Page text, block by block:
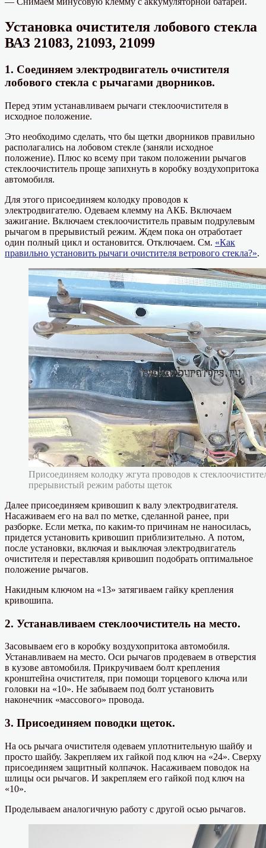
Установка очистителя лобового стекла
ВАЗ 21083, 21093, 21099
1. Соединяем электродвигатель очистителя
лобового стекла с рычагами дворников.
Перед этим устанавливаем рычаги стеклоочистителя в
исходное положение.
Это необходимо сделать, что бы щетки дворников правильно
располагались на лобовом стекле (заняли исходное
положение). Плюс ко всему при таком положении рычагов
стеклоочиститель проще запихнуть в коробку воздухопритока
автомобиля.
Для этого присоединяем колодку проводов к
электродвигателю. Одеваем клемму на АКБ. Включаем
зажигание. Включаем стеклоочиститель правым подрулевым
рычагом в прерывистый режим. Ждем пока он отработает
один полный цикл и остановится. Отключаем. См. «Как
правильно установить рычаги очистителя ветрового стекла?».
Присоединяем колодку жгута проводов к
прерывистый режим работы щеток
Далее присоединяем кривошип к валу электродвигателя.
Насаживаем его на вал по метке, сделанной ранее, при
разборке. Если метка, по каким-то причинам не наносилась,
придется установить кривошип приблизительно. А потом,
после установки, включая и выключая электродвигатель
очистителя и переставляя кривошип подобрать оптимальное
положение рычагов.
Накидным ключом на «13» затягиваем гайку крепления
кривошипа.
2. Устанавливаем стеклоочиститель на место.
Засовываем его в коробку воздухопритока автомобиля.
Устанавливаем на место. Оси рычагов продеваем в отверстия
в кузове автомобиля. Прикручиваем болт крепления
кронштейна очистителя, при помощи торцевого ключа или
головки на «10». Не забываем под болт установить
наконечник «массового» провода.
3. Присоединяем поводки щеток.
На ось рычага очистителя одеваем уплотнительную шайбу и
просто шайбу. Закрепляем их гайкой под ключ на «24». Сверху
присоединяем защитный колпачок. Насаживаем поводок на
шлицы оси рычагов. И закрепляем его гайкой под ключ на
«10».
Проделываем аналогичную работу с другой осью рычагов.